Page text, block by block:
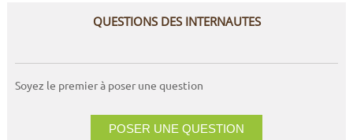
QUESTIONS DES INTERNAUTES
Soyez le premier à poser une question
POSER UNE QUESTION